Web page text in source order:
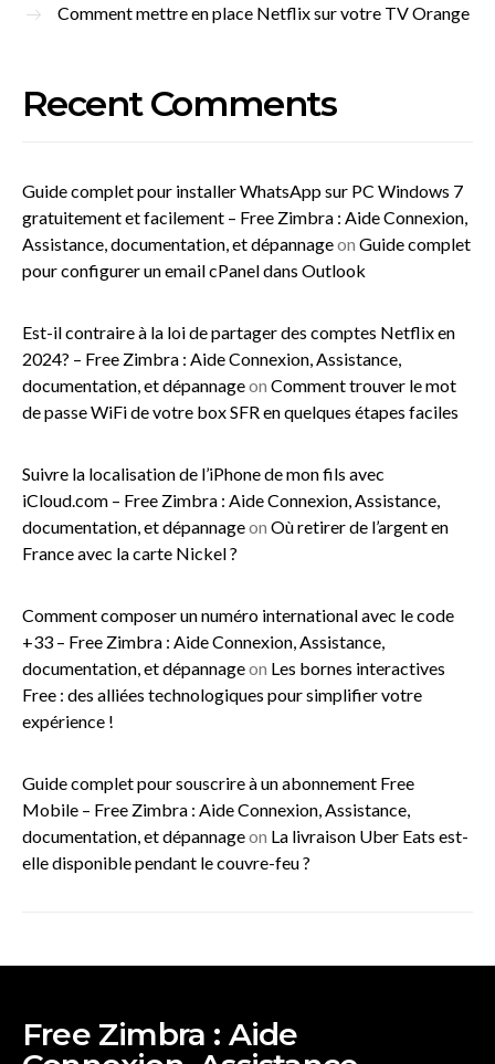
Comment mettre en place Netflix sur votre TV Orange
Recent Comments
Guide complet pour installer WhatsApp sur PC Windows 7
gratuitement et facilement – Free Zimbra : Aide Connexion,
Assistance, documentation, et dépannageon Guide complet
pour configurer un email cPanel dans Outlook
Est-il contraire à la loi de partager des comptes Netflix en
2024? – Free Zimbra : Aide Connexion, Assistance,
documentation, et dépannageon Comment trouver le mot
de passe WiFi de votre box SFR en quelques étapes faciles
Suivre la localisation de l’iPhone de mon fils avec
iCloud.com – Free Zimbra : Aide Connexion, Assistance,
documentation, et dépannageon Où retirer de l’argent en
France avec la carte Nickel ?
Comment composer un numéro international avec le code
+33 – Free Zimbra : Aide Connexion, Assistance,
documentation, et dépannageon Les bornes interactives
Free : des alliées technologiques pour simplifier votre
expérience !
Guide complet pour souscrire à un abonnement Free
Mobile – Free Zimbra : Aide Connexion, Assistance,
documentation, et dépannageon La livraison Uber Eats est-
elle disponible pendant le couvre-feu ?
Free Zimbra : Aide